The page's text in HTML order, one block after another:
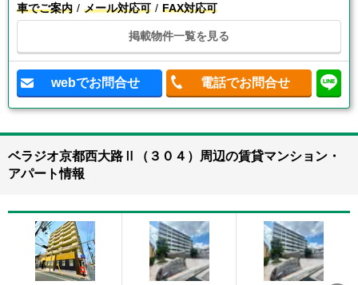
車でご案内
メール対応可 FAX対応可
掲載物件一覧を見る
webでお問合せ 電話でお問合せ
ベラジオ京都西大路Ⅱ（３０４）周辺の賃貸マンション・
アパート情報